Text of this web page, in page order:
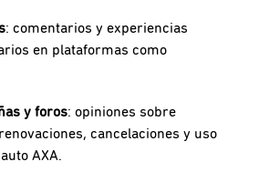
: comentarios y experiencias
en plataformas como
y foros: opiniones sobre
cancelaciones y uso
AXA.